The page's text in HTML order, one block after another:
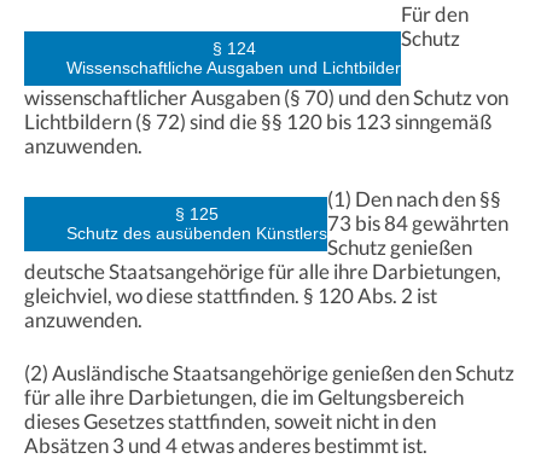
§ 124
Wissenschaftliche Ausgaben und Lichtbilder
Für den
Schutz
wissenschaftlicher Ausgaben (§ 70) und den Schutz von
Lichtbildern (§ 72) sind die §§ 120 bis 123 sinngemäß
anzuwenden.
§ 125
Schutz des ausübenden Künstlers
(1) Den nach den §§
73 bis 84 gewährten
Schutz genießen
deutsche Staatsangehörige für alle ihre Darbietungen,
gleichviel, wo diese stattfinden. § 120 Abs. 2 ist
anzuwenden.
(2) Ausländische Staatsangehörige genießen den Schutz
für alle ihre Darbietungen, die im Geltungsbereich
dieses Gesetzes stattfinden, soweit nicht in den
Absätzen 3 und 4 etwas anderes bestimmt ist.